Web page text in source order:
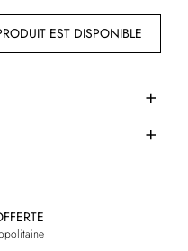
EST DISPONIBLE